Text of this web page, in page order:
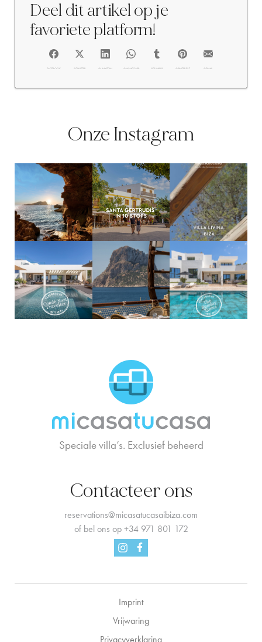
Deel dit artikel op je
favoriete platform!
FACEBOOK @TWITTER @LINKEDIN @WHATSAPP @TUMBLR @PINTEREST @EMAIL
Onze Instagram
Speciale villa’s. Exclusief beheerd
Contacteer ons
reservations@micasatucasaibiza.com
of bel ons op+34 971 801 172
InstagramFacebook
Imprint
Vrijwaring
Privacyverklaring